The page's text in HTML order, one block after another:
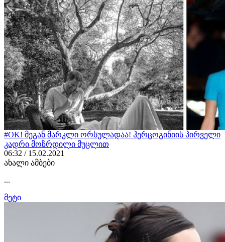
#OK! მეგან მარკლი ორსულადაა! ჰერცოგინიის პირველი
კადრი მოზრდილი მუცლით
06:32 / 15.02.2021
ახალი ამბები
...
მეტი